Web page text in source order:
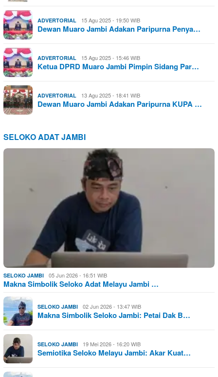
ADVERTORIAL 15 Agu 2025 - 19:50 WIB
Dewan Muaro Jambi Adakan Paripurna Penya…
ADVERTORIAL 15 Agu 2025 - 15:46 WIB
Ketua DPRD Muaro Jambi Pimpin Sidang Par…
ADVERTORIAL 13 Agu 2025 - 18:41 WIB
Dewan Muaro Jambi Adakan Paripurna KUPA …
SELOKO ADAT JAMBI
SELOKO JAMBI 05 Jun 2026 - 16:51 WIB
Makna Simbolik Seloko Adat Melayu Jambi …
SELOKO JAMBI 02 Jun 2026 - 13:47 WIB
Makna Simbolik Seloko Jambi: Petai Dak B…
SELOKO JAMBI 19 Mei 2026 - 16:20 WIB
Semiotika Seloko Melayu Jambi: Akar Kuat…